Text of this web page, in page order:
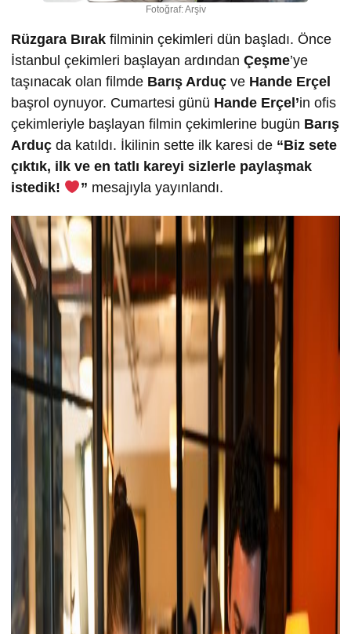
Fotoğraf: Arşiv
Rüzgara Bırak filminin çekimleri dün başladı. Önce
İstanbul çekimleri başlayan ardından Çeşme’ye
taşınacak olan filmde Barış Arduç ve Hande Erçel
başrol oynuyor. Cumartesi günü Hande Erçel’in ofis
çekimleriyle başlayan filmin çekimlerine bugün Barış
Arduç da katıldı. İkilinin sette ilk karesi de “Biz sete
çıktık, ilk ve en tatlı kareyi sizlerle paylaşmak
istedik!
” mesajıyla yayınlandı.